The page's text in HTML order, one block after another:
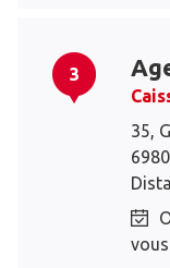
3
35,
vous